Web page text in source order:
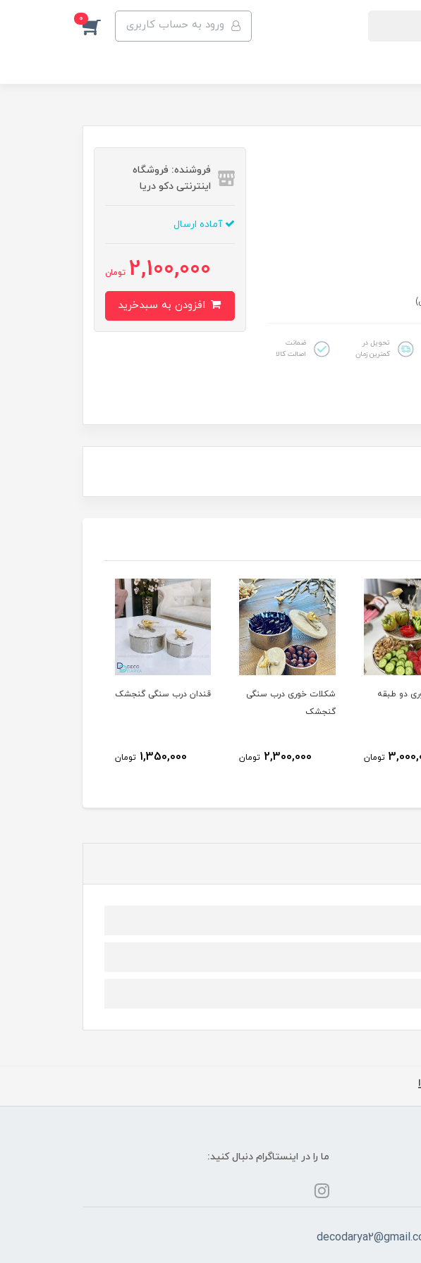
ورود به حساب کاربری 0
تحویل در
کمترین زمان
ضمانت
اصالت کالا
فروشنده: فروشگاه
اینترنتی دکو دریا
آماده ارسال
2,100,000 تومان
خوری درب سنگی
2,300,000
قندان درب سنگی گنجشک
1,350,000
شیرینی خوری تک طبقه
2,450,000
ما را در اینستاگرام دنبال کنید: